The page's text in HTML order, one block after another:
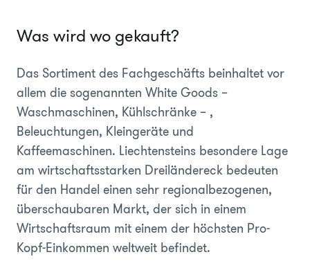
Was wird wo gekauft?
Das Sortiment des Fachgeschäfts beinhaltet vor
allem die sogenannten White Goods –
Waschmaschinen, Kühlschränke – ,
Beleuchtungen, Kleingeräte und
Kaffeemaschinen. Liechtensteins besondere Lage
am wirtschaftsstarken Dreiländereck bedeuten
für den Handel einen sehr regionalbezogenen,
überschaubaren Markt, der sich in einem
Wirtschaftsraum mit einem der höchsten Pro-
Kopf-Einkommen weltweit befindet.